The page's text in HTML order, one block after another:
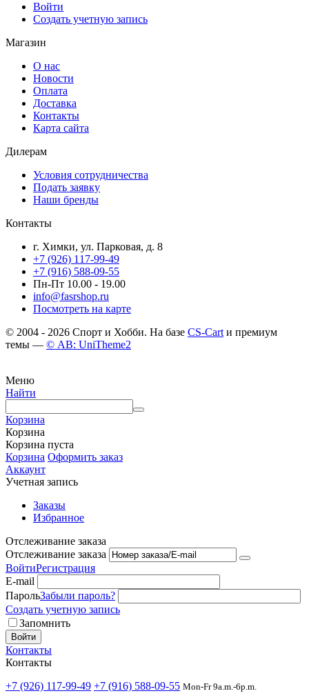
Войти
Создать учетную запись
Магазин
О нас
Новости
Оплата
Доставка
Контакты
Карта сайта
Дилерам
Условия сотрудничества
Подать заявку
Наши бренды
Контакты
г. Химки, ул. Парковая, д. 8
+7 (926) 117-99-49
+7 (916) 588-09-55
Пн-Пт 10.00 - 19.00
info@fasrshop.ru
Посмотреть на карте
© 2004 - 2026 Спорт и Хобби. На базе CS-Cart и премиум
темы — © AB: UniTheme2
Меню
Найти
Корзина
Корзина
Корзина пуста
Корзина Оформить заказ
Аккаунт
Учетная запись
Заказы
Избранное
Отслеживание заказа
Отслеживание заказа
ВойтиРегистрация
E-mail
ПарольЗабыли пароль?
Создать учетную запись
Запомнить
Войти
Контакты
Контакты
+7 (926) 117-99-49 +7 (916) 588-09-55 Mon-Fr 9a.m.-6p.m.